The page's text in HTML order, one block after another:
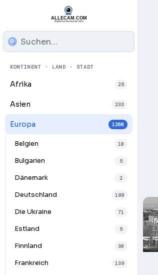
KONTINENT · LAND · STADT
Afrika 25
Asien 233
Europa 1266
Belgien 10
Bulgarien 5
Dänemark 2
Deutschland 189
Die Ukraine 71
Estland 5
Finnland 30
Frankreich 139